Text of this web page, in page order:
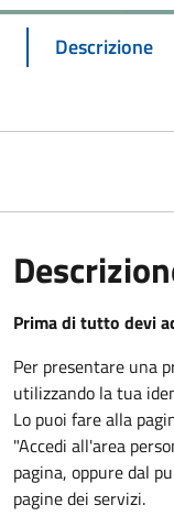
Descrizione
Prima di tutto devi
Per presentare una
utilizzando la tua
Lo puoi fare alla
"Accedi all'area
pagina, oppure dal
pagine dei servizi.